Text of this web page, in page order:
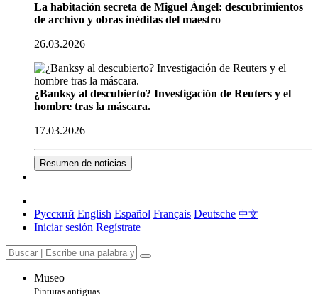
La habitación secreta de Miguel Ángel: descubrimientos
de archivo y obras inéditas del maestro
26.03.2026
¿Banksy al descubierto? Investigación de Reuters y el
hombre tras la máscara.
17.03.2026
Resumen de noticias
Русский English Español Français Deutsche 中文
Iniciar sesión Regístrate
Museo
Pinturas antiguas